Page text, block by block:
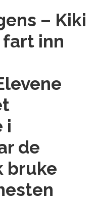
– Kiki
fart inn
i
de
bruke